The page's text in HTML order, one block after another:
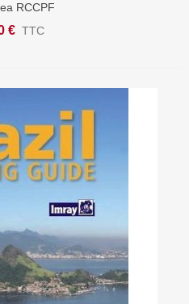
RCCPF
€ TTC